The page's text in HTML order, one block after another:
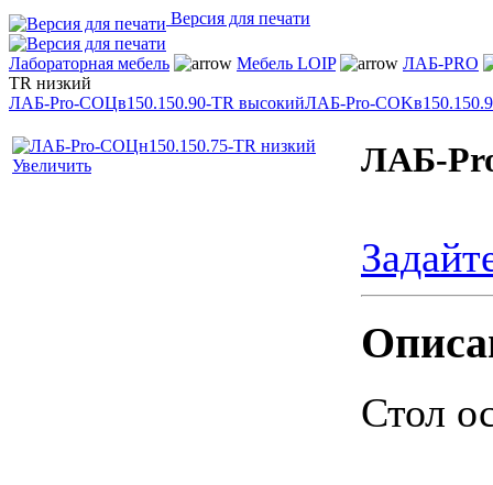
Версия для печати
Лабораторная мебель Мебель LOIP
ЛАБ-PRO
TR низкий
ЛАБ-Pro-СОЦв150.150.90-TR высокийЛАБ-Pro-
Увеличить ЛАБ-
Стол